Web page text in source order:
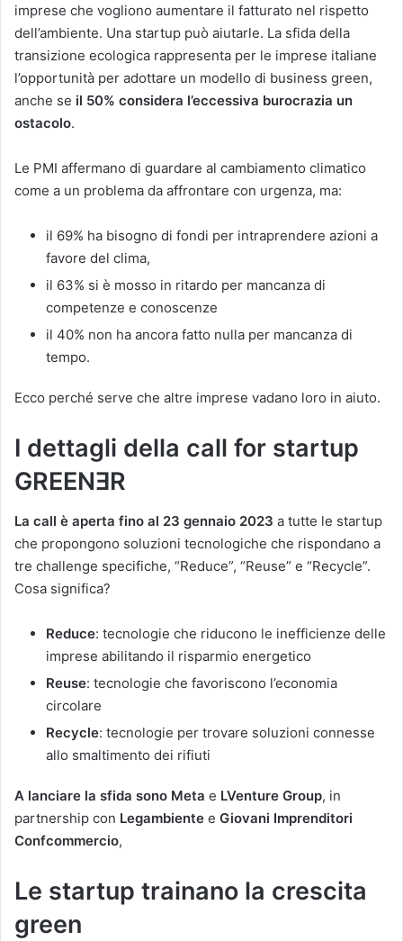
imprese che vogliono aumentare il fatturato nel rispetto
dell’ambiente. Una startup può aiutarle. La sfida della
transizione ecologica rappresenta per le imprese italiane
l’opportunità per adottare un modello di business green,
anche se il 50% considera l’eccessiva burocrazia un
ostacolo.
Le PMI affermano di guardare al cambiamento climatico
come a un problema da affrontare con urgenza, ma:
il 69% ha bisogno di fondi per intraprendere azioni a
favore del clima,
il 63% si è mosso in ritardo per mancanza di
competenze e conoscenze
il 40% non ha ancora fatto nulla per mancanza di
tempo.
Ecco perché serve che altre imprese vadano loro in aiuto.
I dettagli della call for startup
GREENƎR
La call è aperta fino al 23 gennaio 2023 a tutte le startup
che propongono soluzioni tecnologiche che rispondano a
tre challenge specifiche, “Reduce”, “Reuse” e “Recycle”.
Cosa significa?
Reduce: tecnologie che riducono le inefficienze delle
imprese abilitando il risparmio energetico
Reuse: tecnologie che favoriscono l’economia
circolare
Recycle: tecnologie per trovare soluzioni connesse
allo smaltimento dei rifiuti
A lanciare la sfida sono Meta e LVenture Group, in
partnership con Legambiente e Giovani Imprenditori
Confcommercio,
Le startup trainano la crescita
green